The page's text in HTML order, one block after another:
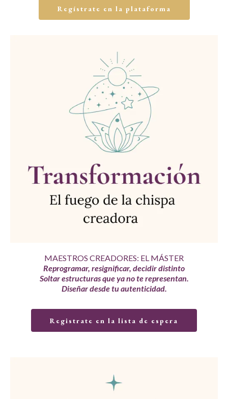
Regístrate en la plataforma
MAESTROS CREADORES: EL MÁSTER
Reprogramar, resignificar, decidir distinto
Soltar estructuras que ya no te representan.
Diseñar desde tu autenticidad.
Registrate en la lista de espera